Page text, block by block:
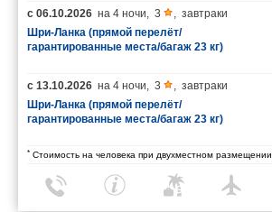
с 06.10.2026 на 4 ночи, 3 , завтраки
Шри-Ланка (прямой перелёт/
гарантированные места/багаж 23 кг)
с 13.10.2026 на 4 ночи, 3 , завтраки
Шри-Ланка (прямой перелёт/
гарантированные места/багаж 23 кг)
* Стоимость на человека при двухместном размещении